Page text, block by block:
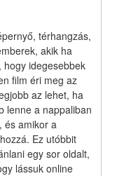
térhangzás,
akik ha
idegesebbek
film éri meg az
az lehet, ha
lenne a nappaliban
és amikor a
Ez utóbbit
egy sor oldalt,
lássuk online